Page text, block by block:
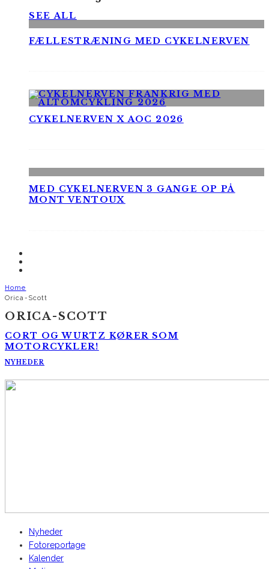
SEE ALL
FÆLLESTRÆNING MED CYKELNERVEN
CYKELNERVEN X AOC 2026
MED CYKELNERVEN 3 GANGE OP PÅ
MONT VENTOUX
Home
Orica-Scott
ORICA-SCOTT
CORT OG WURTZ KØRER SOM
MOTORCYKLER!
NYHEDER
Nyheder
Fotoreportage
Kalender